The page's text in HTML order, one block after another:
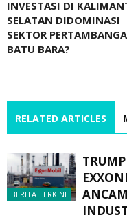
INVESTASI DI
SELATAN DIDOMINASI
SEKTOR
BATU BARA?
RELATED ARTICLES
BERITA TERKINI